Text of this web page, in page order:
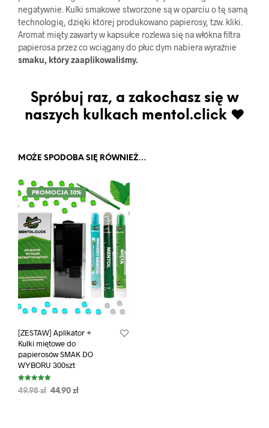
negatywnie. Kulki smakowe stworzone są w oparciu o tę samą
technologię, dzięki której produkowano papierosy, tzw. kliki.
Aromat mięty zawarty w kapsułce rozlewa się na włókna filtra
papierosa przez co wciągany do płuc dym nabiera wyraźnie
smaku, który zaaplikowaliśmy.
Spróbuj raz, a zakochasz się w
naszych kulkach mentol.click ♥
MOŻE SPODOBA SIĘ RÓWNIEŻ…
PROMOCJA 10%
[ZESTAW] Aplikator +
Kulki miętowe do
papierosów SMAK DO
WYBORU 300szt
Oceniono
5.00
49.98zł 44.90 zł